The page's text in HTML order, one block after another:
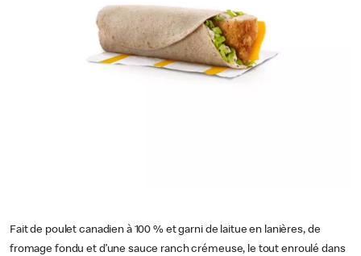
Fait de poulet canadien à 100 % et garni de laitue en lanières, de
fromage fondu et d’une sauce ranch crémeuse, le tout enroulé dans